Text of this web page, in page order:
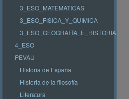
3_ESO_MATEMATICAS
3_ESO_FISICA_Y_QUIMICA
3_ESO_GEOGRAFÍA_E_HISTORIA
4_ESO
PEVAU
Historia de España
Historia de la filosofía
Literatura